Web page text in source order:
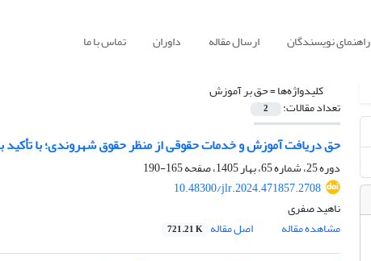
راهنمای نویسندگان ارسال مقاله داوران تماس با ما
کلیدواژه‌ها =حق بر آموزش
تعداد مقالات: 2
حق دریافت آموزش و خدمات حقوقی از منظر حقوق شهروندی؛ با
دوره 25، شماره 65، بهار 1405، صفحه
165-190
10.48300/jlr.2024.471857.2708
ناهید صفری
مشاهده مقاله
اصل مقاله 721.21 K